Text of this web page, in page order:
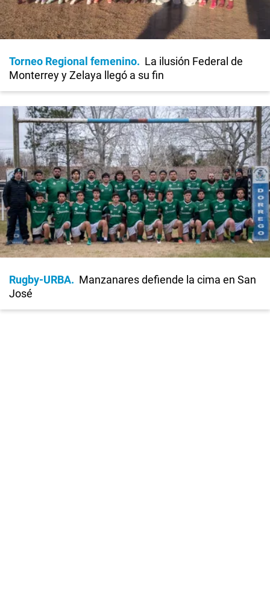
Torneo Regional femenino
La ilusión Federal de
Monterrey y Zelaya llegó a su fin
Rugby-URBA
Manzanares defiende la cima en San
José